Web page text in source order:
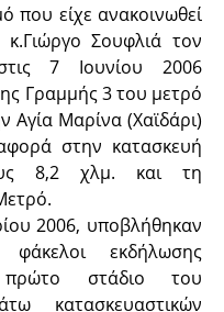
που είχε ανακοινωθεί
Σουφλιά τον
7 Ιουνίου 2006
Γραμμής 3 του μετρό
Αγία Μαρίνα (Χαϊδάρι)
στην κατασκευή
8,2 χλμ. και τη
2006, υποβλήθηκαν
εκδήλωσης
στάδιο του
κατασκευαστικών